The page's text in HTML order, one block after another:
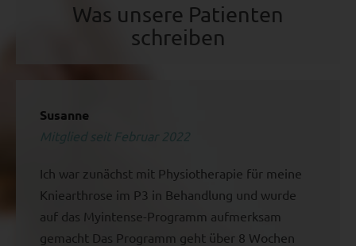
Was unsere Patienten
schreiben
Susanne
Mitglied seit Februar 2022
Ich war zunächst mit Physiotherapie für meine
Kniearthrose im P3 in Behandlung und wurde
auf das Myintense-Programm aufmerksam
gemacht Das Programm geht über 8 Wochen